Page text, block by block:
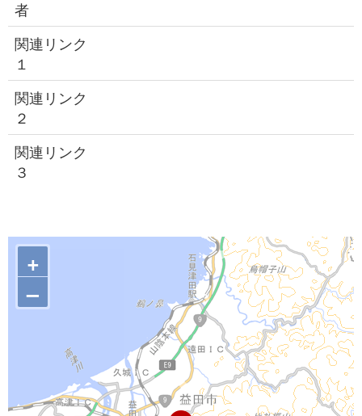
者
関連リンク
１
関連リンク
２
関連リンク
３
+
–